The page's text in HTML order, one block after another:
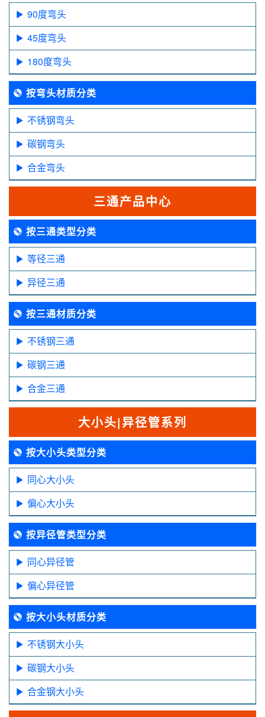
90度弯头
45度弯头
180度弯头
按弯头材质分类
不锈钢弯头
碳钢弯头
合金弯头
三通产品中心
按三通类型分类
等径三通
异径三通
按三通材质分类
不锈钢三通
碳钢三通
合金三通
大小头|异径管系列
按大小头类型分类
同心大小头
偏心大小头
按异径管类型分类
同心异径管
偏心异径管
按大小头材质分类
不锈钢大小头
碳钢大小头
合金钢大小头